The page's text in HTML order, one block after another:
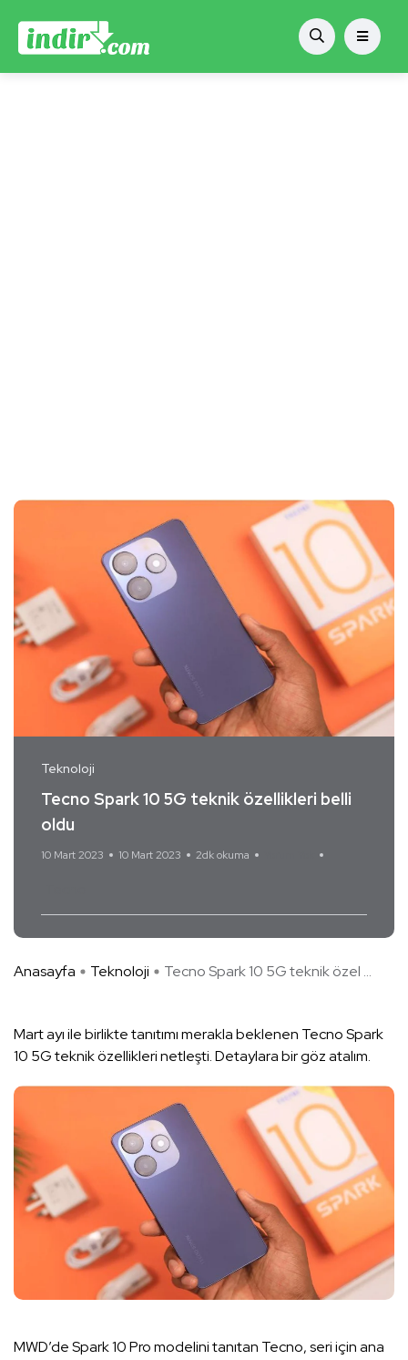
Teknoloji
Tecno Spark 10 5G teknik özellikleri belli
oldu
10 Mart 2023 10 Mart 2023 2dk okuma
Anasayfa Teknoloji Tecno Spark 10 5G teknik özel ...
Mart ayı ile birlikte tanıtımı merakla beklenen Tecno Spark
10 5G teknik özellikleri netleşti. Detaylara bir göz atalım.
MWD’de Spark 10 Pro modelini tanıtan Tecno, seri için ana